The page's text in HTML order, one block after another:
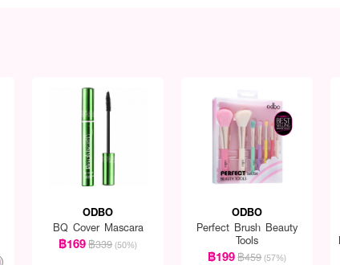
ODBO
BQ Cover Mascara
฿169฿339 (50%)
ODBO
Perfect Brush Beauty
Tools
฿199฿459 (57%)